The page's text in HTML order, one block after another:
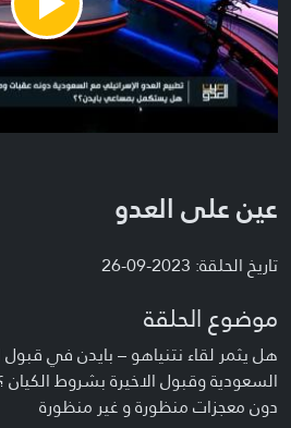
Play
Video
عين على العدو
تاريخ الحلقة: 2023-09-26
موضوع الحلقة
هل يثمر لقاء نتنياهو – بايدن في قبول
السعودية وقبول الاخيرة بشروط
دون معجزات منظورة و غير منظورة